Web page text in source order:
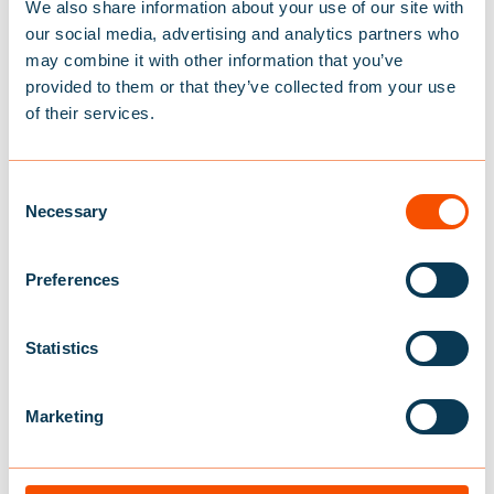
We also share information about your use of our site with
our social media, advertising and analytics partners who
may combine it with other information that you’ve
provided to them or that they’ve collected from your use
of their services.
Necessary
Preferences
Statistics
Marketing
SRS.
TEAM BALTIC
ERSATZTEILE